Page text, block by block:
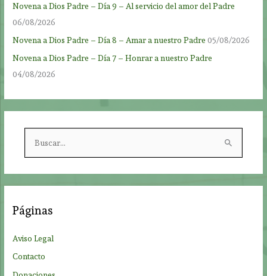
Novena a Dios Padre – Día 9 – Al servicio del amor del Padre
06/08/2026
Novena a Dios Padre – Día 8 – Amar a nuestro Padre 05/08/2026
Novena a Dios Padre – Día 7 – Honrar a nuestro Padre
04/08/2026
c
r
Páginas
Aviso Legal
Contacto